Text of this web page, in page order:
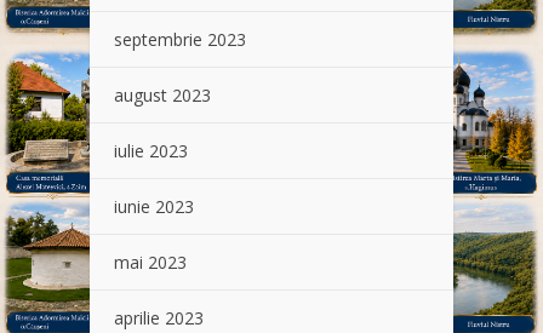
septembrie 2023
august 2023
iulie 2023
iunie 2023
mai 2023
aprilie 2023